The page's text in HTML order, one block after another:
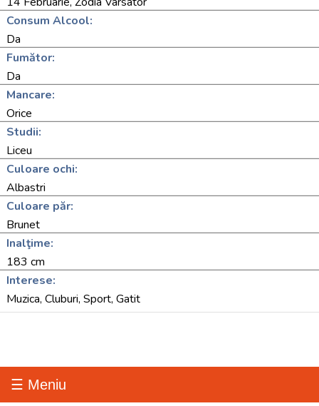
Consum Alcool:
Da
Fumător:
Da
Mancare:
Orice
Studii:
Liceu
Culoare ochi:
Albastri
Culoare păr:
Brunet
Inalţime:
183 cm
Interese:
Muzica, Cluburi, Sport, Gatit
☰ Meniu